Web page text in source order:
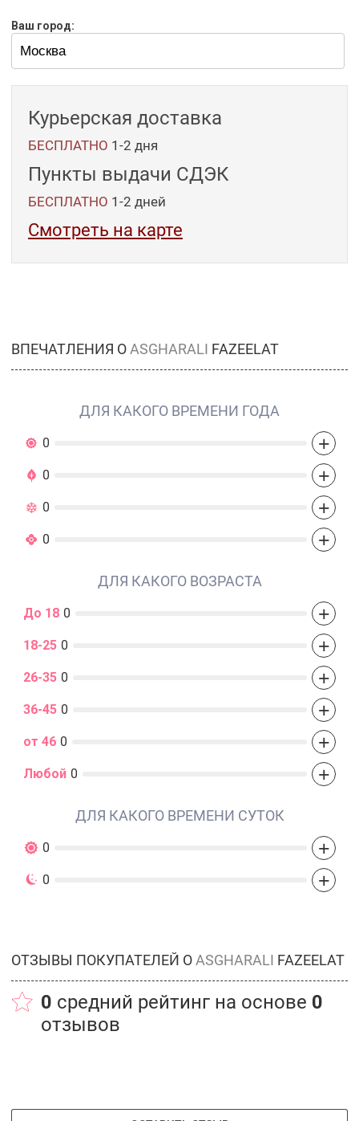
Ваш город:
Курьерская доставка
БЕСПЛАТНО 1-2 дня
Пункты выдачи СДЭК
БЕСПЛАТНО 1-2 дней
Смотреть на карте
ВПЕЧАТЛЕНИЯ О ASGHARALI FAZEELAT
ДЛЯ КАКОГО ВРЕМЕНИ ГОДА
0 +
0 +
0 +
0 +
ДЛЯ КАКОГО ВОЗРАСТА
До 18 0 +
18-25 0 +
26-35 0 +
36-45 0 +
от 46 0 +
Любой 0 +
ДЛЯ КАКОГО ВРЕМЕНИ СУТОК
0 +
0 +
ОТЗЫВЫ ПОКУПАТЕЛЕЙ О ASGHARALI FAZEELAT
0 средний рейтинг на основе 0
отзывов